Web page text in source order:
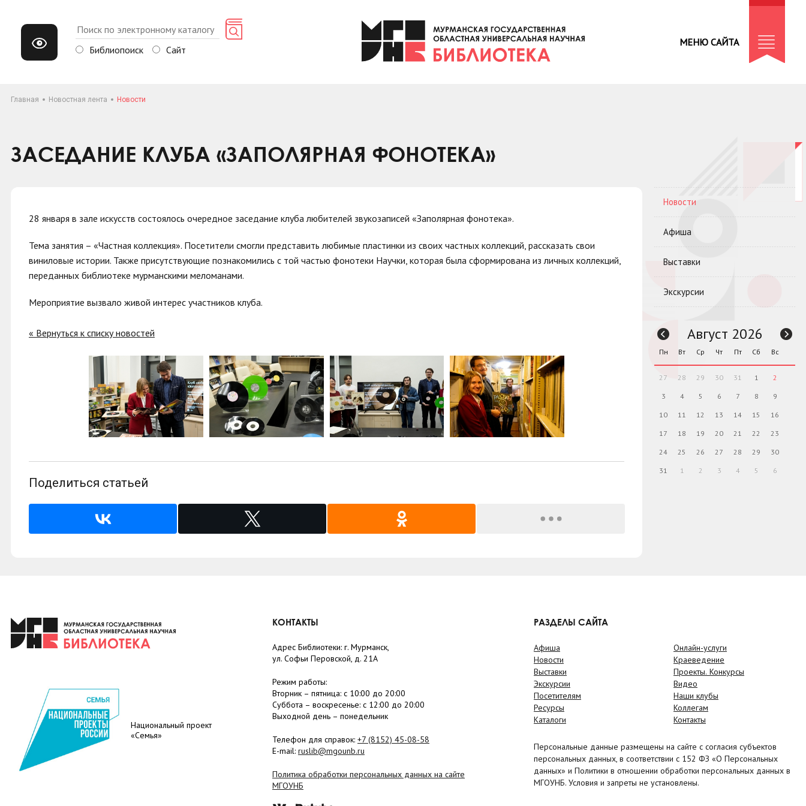
Библиопоиск Сайт
МЕНЮ САЙТА
Главная Новостная лента Новости
ЗАСЕДАНИЕ КЛУБА «ЗАПОЛЯРНАЯ ФОНОТЕКА»
28 января в зале искусств состоялось очередное заседание клуба любителей звукозаписей «Заполярная фонотека».
Тема занятия – «Частная коллекция». Посетители смогли представить любимые пластинки из своих частных коллекций, рассказать свои
виниловые истории. Также присутствующие познакомились с той частью фонотеки Научки, которая была сформирована из личных коллекций,
переданных библиотеке мурманскими меломанами.
Мероприятие вызвало живой интерес участников клуба.
« Вернуться к списку новостей
Поделиться статьей
Новости
Афиша
Выставки
Экскурсии
Август 2026
Пн Вт Ср Чт Пт Сб Вс
27 28 29 30 31 1 2
3 4 5 6 7 8 9
10 11 12 13 14 15 16
17 18 19 20 21 22 23
24 25 26 27 28 29 30
31 1 2 3 4 5 6
Национальный проект
«Семья»
КОНТАКТЫ
Адрес Библиотеки: г. Мурманск,
ул. Софьи Перовской, д. 21А
Режим работы:
Вторник – пятница: с 10:00 до 20:00
Суббота – воскресенье: c 12:00 до 20:00
Выходной день – понедельник
Телефон для справок: +7 (8152) 45-08-58
E-mail: ruslib@mgounb.ru
Политика обработки персональных данных на сайте
МГОУНБ
РАЗДЕЛЫ САЙТА
Афиша
Новости
Выставки
Экскурсии
Посетителям
Ресурсы
Каталоги
Онлайн-услуги
Краеведение
Проекты. Конкурсы
Видео
Наши клубы
Коллегам
Контакты
Персональные данные размещены на сайте с согласия субъектов
персональных данных, в соответствии с 152 ФЗ «О Персональных
данных» и Политики в отношении обработки персональных данных в
МГОУНБ. Условия и запреты не установлены.